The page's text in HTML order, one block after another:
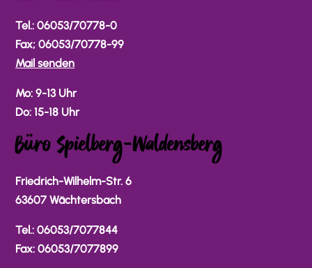
Tel.: 06053/70778-0
Fax; 06053/70778-99
Mail senden
Mo: 9-13 Uhr
Do: 15-18 Uhr
Büro Spielberg-Waldensberg
Friedrich-Wilhelm-Str. 6
63607 Wächtersbach
Tel.: 06053/7077844
Fax: 06053/7077899